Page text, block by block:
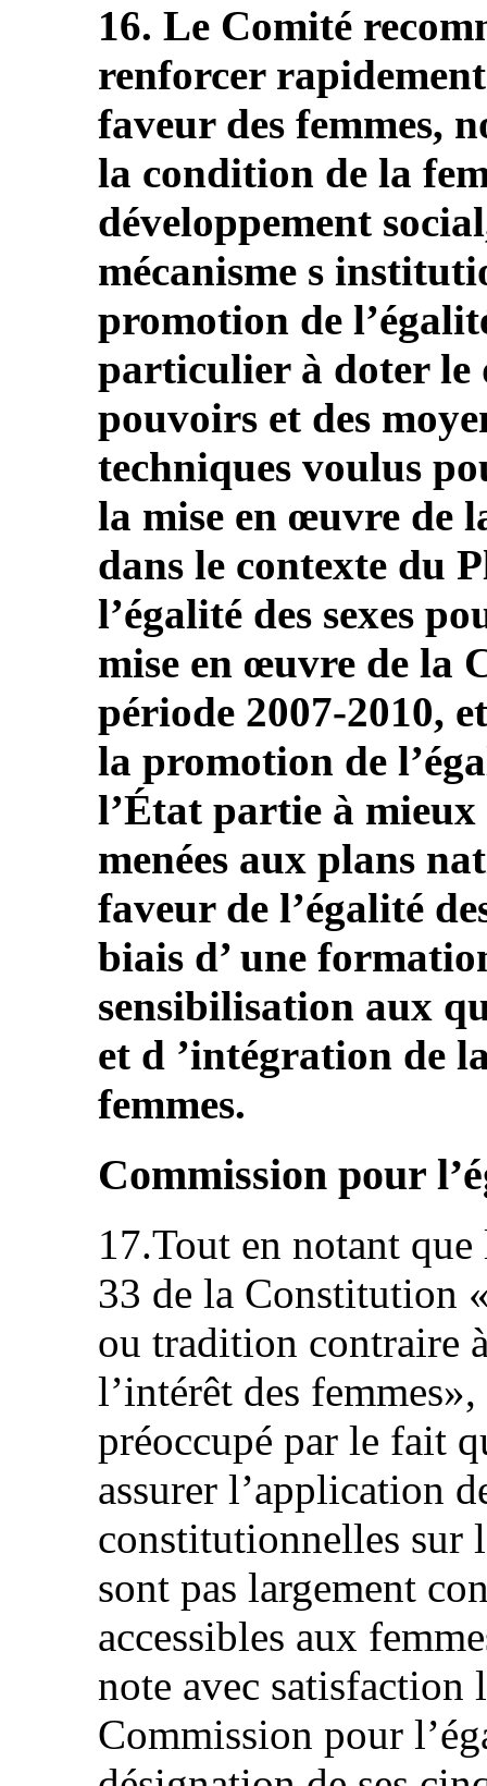
16. Le Comité
renforcer
faveur des femmes,
la condition de la
développement
mécanisme s
promotion de
particulier à doter le
pouvoirs et des
techniques voulus
la mise en œuvre de
dans le contexte du
l’égalité des sexes
mise en œuvre de la
période 2007-2010,
la promotion de
l’État partie à
menées aux plans
faveur de l’égalité
biais d’ une
sensibilisation aux
et d ’intégration de
femmes.
Commission pour
17.Tout en notant
33 de la Constitution
ou tradition contraire
l’intérêt des
préoccupé par le fait
assurer l’application
constitutionnelles sur
sont pas largement
accessibles aux
note avec satisfaction
Commission pour